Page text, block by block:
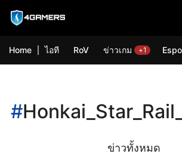
Home ไอที RoV ข่าวเกม +1
#
ข่าวทั้งหมด